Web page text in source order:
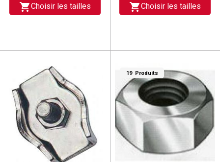
shopping_cartChoisir les tailles shopping_cartChoisir les tailles
19 Produits